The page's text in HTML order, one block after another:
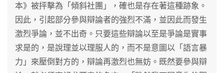
本》被抨擊為「傾斜社團」，確也是存在著這種跡象。
因此，引起部分參與辯論者的強烈不滿，並因此而發生
激烈爭論，並不出奇。只要這些辯論以至是爭論是實事
求是的，是說理並以理服人的，而不是意圖以「語言暴
力」來壓倒對方的，辯論再激烈也無妨。既然要參與辯